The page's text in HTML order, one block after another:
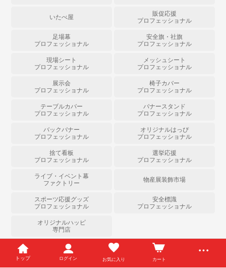
いたべ屋
販促応援
プロフェッショナル
足場幕
プロフェッショナル
安全旗・社旗
プロフェッショナル
現場シート
プロフェッショナル
メッシュシート
プロフェッショナル
展示会
プロフェッショナル
椅子カバー
プロフェッショナル
テーブルカバー
プロフェッショナル
バナースタンド
プロフェッショナル
バックバナー
プロフェッショナル
オリジナルはっぴ
プロフェッショナル
捨て看板
プロフェッショナル
選挙応援
プロフェッショナル
ライブ・イベント幕
ファクトリー
物産展装飾市場
スポーツ応援グッズ
プロフェッショナル
安全標識
プロフェッショナル
オリジナルハッピ
専門店
Copyright (c) のぼりストア All Right Reserved.
トップ ログイン お気に入り カート